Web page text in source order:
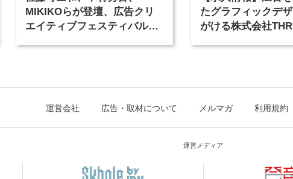
MIKIKOらが登壇、広告クリ
エイティブフェスティバル
たグラフィックデ
がける株式会社
運営会社 広告・取材について メルマガ 利用規約
運営メディア